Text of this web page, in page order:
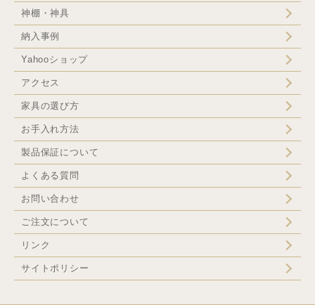
神棚・神具
納入事例
Yahooショップ
アクセス
家具の選び方
お手入れ方法
製品保証について
よくある質問
お問い合わせ
ご注文について
リンク
サイトポリシー